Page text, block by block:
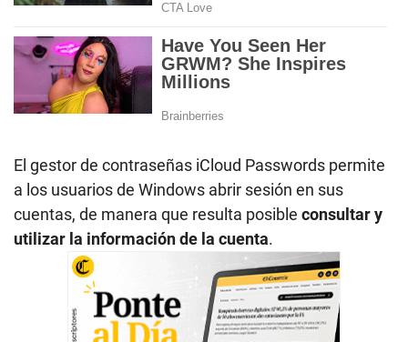
El gestor de contraseñas iCloud Passwords permite
a los usuarios de Windows abrir sesión en sus
cuentas, de manera que resulta posible consultar y
utilizar la información de la cuenta.